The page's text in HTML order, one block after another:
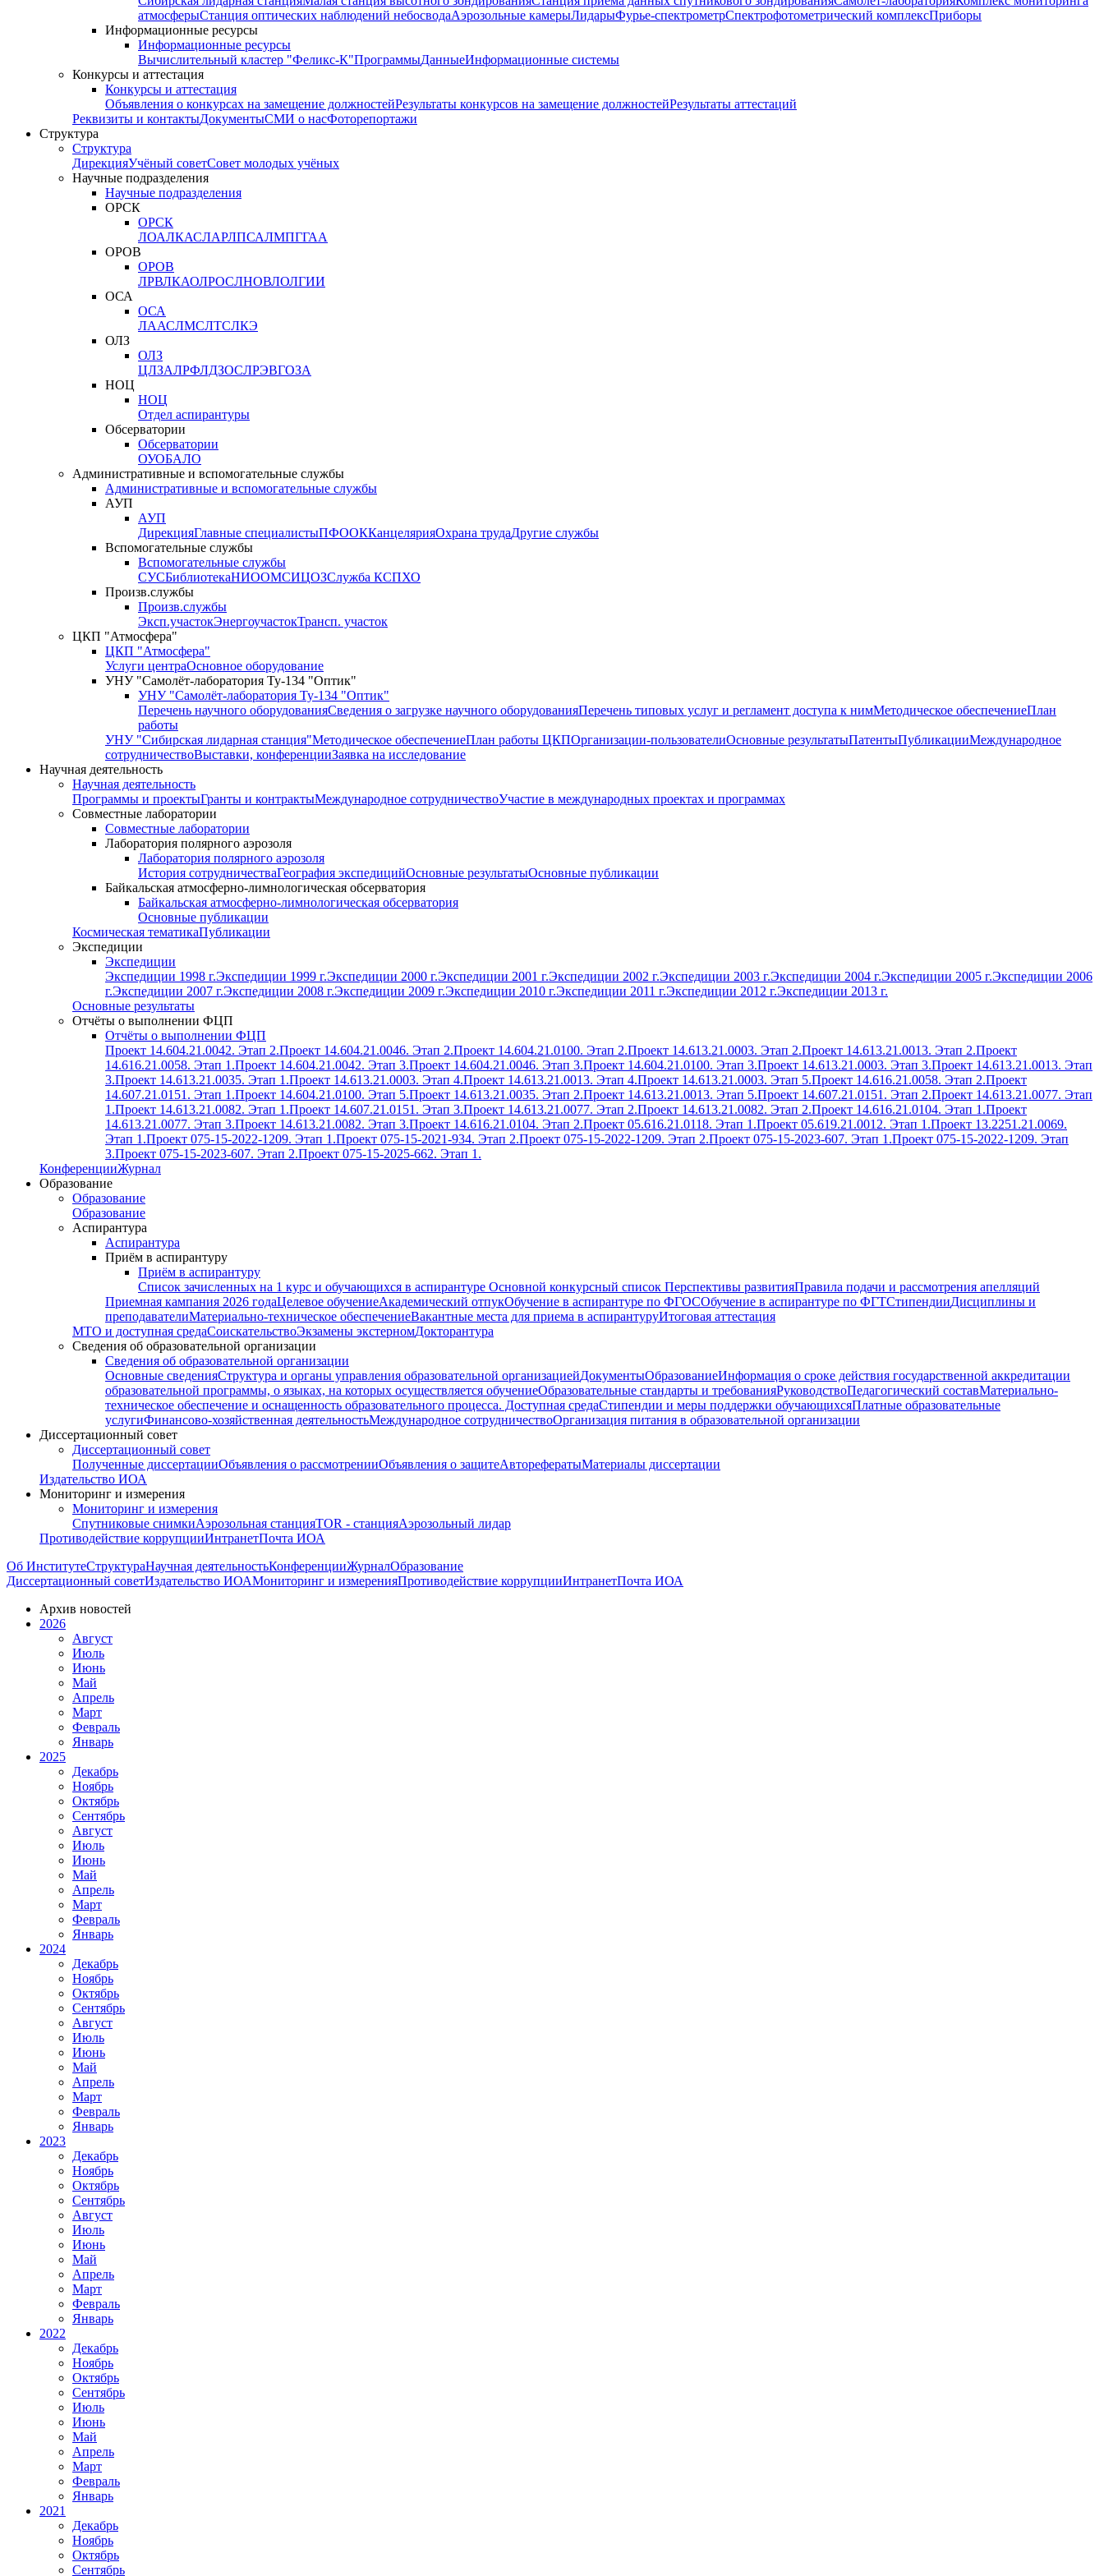
атмосферыСтанция оптических наблюдений небосводаАэрозольные камерыЛидарыФурье-спектрометрСпектрофотометрический комплексПриборы
Информационные ресурсы
Информационные ресурсы
Вычислительный кластер "Феликс-К"ПрограммыДанныеИнформационные системы
Конкурсы и аттестация
Конкурсы и аттестация
Объявления о конкурсах на замещение должностейРезультаты конкурсов на замещение должностейРезультаты аттестаций
Реквизиты и контактыДокументыСМИ о насФоторепортажи
Структура
Структура
ДирекцияУчёный советСовет молодых учёных
Научные подразделения
Научные подразделения
ОРСК
ОРСК
ЛОАЛКАСЛАРЛПСАЛМПГГАА
ОРОВ
ОРОВ
ЛРВЛКАОЛРОСЛНОВЛОЛГИИ
ОСА
ОСА
ЛААСЛМСЛТСЛКЭ
ОЛЗ
ОЛЗ
ЦЛЗАЛРФЛДЗОСЛРЭВГОЗА
НОЦ
НОЦ
Отдел аспирантуры
Обсерватории
Обсерватории
ОУОБАЛО
Административные и вспомогательные службы
Административные и вспомогательные службы
АУП
АУП
ДирекцияГлавные специалистыПФООККанцелярияОхрана трудаДругие службы
Вспомогательные службы
Вспомогательные службы
СУСБиблиотекаНИООМСИЦОЗСлужба КСПХО
Произв.службы
Произв.службы
Эксп.участокЭнергоучастокТрансп. участок
ЦКП "Атмосфера"
ЦКП "Атмосфера"
Услуги центраОсновное оборудование
УНУ "Самолёт-лаборатория Ту-134 "Оптик"
УНУ "Самолёт-лаборатория Ту-134 "Оптик"
Перечень научного оборудованияСведения о загрузке научного оборудованияПеречень типовых услуг и регламент доступа к нимМетодическое обеспечениеПлан
работы
УНУ "Сибирская лидарная станция"Методическое обеспечениеПлан работы ЦКПОрганизации-пользователиОсновные результатыПатентыПубликацииМеждународное
сотрудничествоВыставки, конференцииЗаявка на исследование
Научная деятельность
Научная деятельность
Программы и проектыГранты и контрактыМеждународное сотрудничествоУчастие в международных проектах и программах
Совместные лаборатории
Совместные лаборатории
Лаборатория полярного аэрозоля
Лаборатория полярного аэрозоля
История сотрудничестваГеография экспедицийОсновные результатыОсновные публикации
Байкальская атмосферно-лимнологическая обсерватория
Байкальская атмосферно-лимнологическая обсерватория
Основные публикации
Космическая тематикаПубликации
Экспедиции
Экспедиции
Экспедиции 1998 г.Экспедиции 1999 г.Экспедиции 2000 г.Экспедиции 2001 г.Экспедиции 2002 г.Экспедиции 2003 г.Экспедиции 2004 г.Экспедиции 2005 г.Экспедиции 2006
г.Экспедиции 2007 г.Экспедиции 2008 г.Экспедиции 2009 г.Экспедиции 2010 г.Экспедиции 2011 г.Экспедиции 2012 г.Экспедиции 2013 г.
Основные результаты
Отчёты о выполнении ФЦП
Отчёты о выполнении ФЦП
Проект 14.604.21.0042. Этап 2.Проект 14.604.21.0046. Этап 2.Проект 14.604.21.0100. Этап 2.Проект 14.613.21.0003. Этап 2.Проект 14.613.21.0013. Этап 2.Проект
14.616.21.0058. Этап 1.Проект 14.604.21.0042. Этап 3.Проект 14.604.21.0046. Этап 3.Проект 14.604.21.0100. Этап 3.Проект 14.613.21.0003. Этап 3.Проект 14.613.21.0013. Этап
3.Проект 14.613.21.0035. Этап 1.Проект 14.613.21.0003. Этап 4.Проект 14.613.21.0013. Этап 4.Проект 14.613.21.0003. Этап 5.Проект 14.616.21.0058. Этап 2.Проект
14.607.21.0151. Этап 1.Проект 14.604.21.0100. Этап 5.Проект 14.613.21.0035. Этап 2.Проект 14.613.21.0013. Этап 5.Проект 14.607.21.0151. Этап 2.Проект 14.613.21.0077. Этап
1.Проект 14.613.21.0082. Этап 1.Проект 14.607.21.0151. Этап 3.Проект 14.613.21.0077. Этап 2.Проект 14.613.21.0082. Этап 2.Проект 14.616.21.0104. Этап 1.Проект
14.613.21.0077. Этап 3.Проект 14.613.21.0082. Этап 3.Проект 14.616.21.0104. Этап 2.Проект 05.616.21.0118. Этап 1.Проект 05.619.21.0012. Этап 1.Проект 13.2251.21.0069.
Этап 1.Проект 075-15-2022-1209. Этап 1.Проект 075-15-2021-934. Этап 2.Проект 075-15-2022-1209. Этап 2.Проект 075-15-2023-607. Этап 1.Проект 075-15-2022-1209. Этап
3.Проект 075-15-2023-607. Этап 2.Проект 075-15-2025-662. Этап 1.
КонференцииЖурнал
Образование
Образование
Образование
Аспирантура
Аспирантура
Приём в аспирантуру
Приём в аспирантуру
Список зачисленных на 1 курс и обучающихся в аспирантуре Основной конкурсный список Перспективы развитияПравила подачи и рассмотрения апелляций
Приемная кампания 2026 годаЦелевое обучениеАкадемический отпукОбучение в аспирантуре по ФГОСОбучение в аспирантуре по ФГТСтипендииДисциплины и
преподавателиМатериально-техническое обеспечениеВакантные места для приема в аспирантуруИтоговая аттестация
МТО и доступная средаСоискательствоЭкзамены экстерномДокторантура
Сведения об образовательной организации
Сведения об образовательной организации
Основные сведенияСтруктура и органы управления образовательной организациейДокументыОбразованиеИнформация о сроке действия государственной аккредитации
образовательной программы, о языках, на которых осуществляется обучениеОбразовательные стандарты и требованияРуководствоПедагогический составМатериально-
техническое обеспечение и оснащенность образовательного процесса. Доступная средаСтипендии и меры поддержки обучающихсяПлатные образовательные
услугиФинансово-хозяйственная деятельностьМеждународное сотрудничествоОрганизация питания в образовательной организации
Диссертационный совет
Диссертационный совет
Полученные диссертацииОбъявления о рассмотренииОбъявления о защитеАвторефератыМатериалы диссертации
Издательство ИОА
Мониторинг и измерения
Мониторинг и измерения
Спутниковые снимкиАэрозольная станцияTOR - станцияАэрозольный лидар
Противодействие коррупцииИнтранетПочта ИОА
Об ИнститутеСтруктураНаучная деятельностьКонференцииЖурналОбразование
Диссертационный советИздательство ИОАМониторинг и измеренияПротиводействие коррупцииИнтранетПочта ИОА
Архив новостей
2026
Август
Июль
Июнь
Май
Апрель
Март
Февраль
Январь
2025
Декабрь
Ноябрь
Октябрь
Сентябрь
Август
Июль
Июнь
Май
Апрель
Март
Февраль
Январь
2024
Декабрь
Ноябрь
Октябрь
Сентябрь
Август
Июль
Июнь
Май
Апрель
Март
Февраль
Январь
2023
Декабрь
Ноябрь
Октябрь
Сентябрь
Август
Июль
Июнь
Май
Апрель
Март
Февраль
Январь
2022
Декабрь
Ноябрь
Октябрь
Сентябрь
Июль
Июнь
Май
Апрель
Март
Февраль
Январь
2021
Декабрь
Ноябрь
Октябрь
Сентябрь